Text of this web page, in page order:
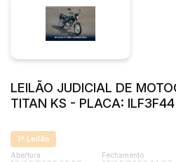
Busca por categoria
Diversos
Apartamentos
Casas
Ponto Comercial
Rural
Faixa de valor
R$ até
LEILÃO JUDICIAL DE
TITAN KS - PLACA: ILF3F44
1ª Leilão
Abertura Fechamento